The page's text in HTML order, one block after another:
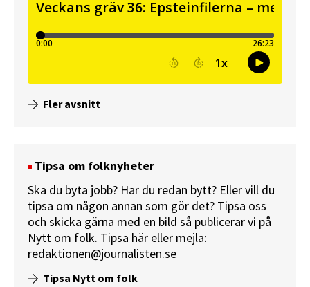
Fler avsnitt
Tipsa om folknyheter
Ska du byta jobb? Har du redan bytt? Eller vill du
tipsa om någon annan som gör det? Tipsa oss
och skicka gärna med en bild så publicerar vi på
Nytt om folk. Tipsa här eller mejla:
redaktionen@journalisten.se
Tipsa Nytt om folk